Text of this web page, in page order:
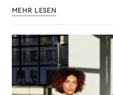
MEHR LESEN